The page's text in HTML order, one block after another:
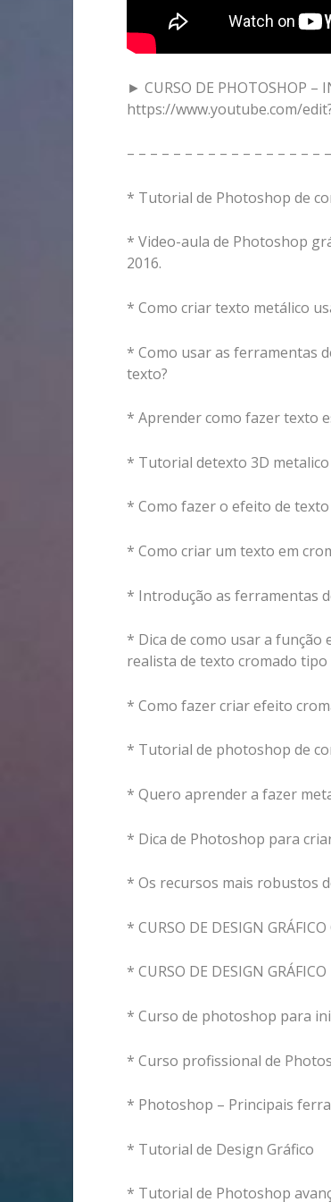
► CURSO DE PHOTOSHOP –
https://www.youtube.com/
– – – – – – – – – – – – – – – – –
* Tutorial de Photoshop de
* Video-aula de Photoshop
2016.
* Como criar texto metálico
* Como usar as ferramentas
texto?
* Aprender como fazer texto
* Tutorial detexto 3D
* Como fazer o efeito de
* Como criar um texto em
* Introdução as ferramentas
* Dica de como usar a
realista de texto cromado tipo
* Como fazer criar efeito
* Tutorial de photoshop de
* Quero aprender a fazer
* Dica de Photoshop para
* Os recursos mais robustos
* CURSO DE DESIGN
* CURSO DE DESIGN
* Curso de photoshop para
* Curso profissional de
* Photoshop – Principais
* Tutorial de Design Gráfico
* Tutorial de Photoshop